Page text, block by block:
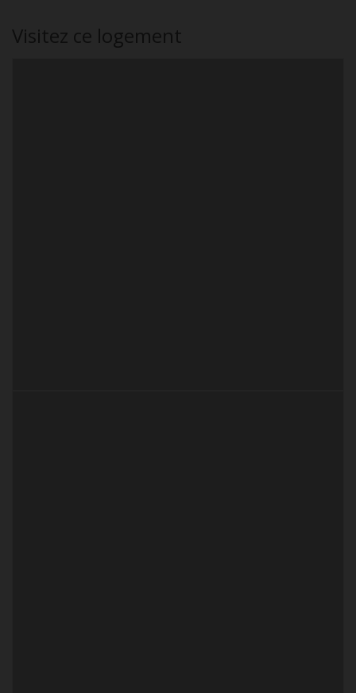
Visitez ce logement